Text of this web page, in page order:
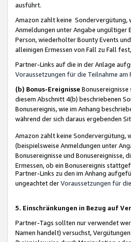
ausführt.
Amazon zahlt keine Sondervergütung,
Anmeldungen unter Angabe ungültiger
Person, wiederholter Bounty Events
alleinigen Ermessen von Fall zu Fall
Partner-Links auf die in der Anlage
Voraussetzungen für die Teilnahme
(b) Bonus-Ereignisse
diesem Abschnitt 4(b) beschriebenen
Bonusereignis, wie im Anhang
während der sich daraus ergebenden
Amazon zahlt keine Sondervergütung,
(beispielsweise Anmeldungen unter
Bonusereignisse und Bonusereignisse,
Ermessen, ob ein Bonusereignis
Partner-Links zu den im Anhang
ungeachtet derVoraussetzungen für
5. Einschränkungen in Bezug auf
Partner-Tags sollten nur verwendet
Namen handelt) versuchst,